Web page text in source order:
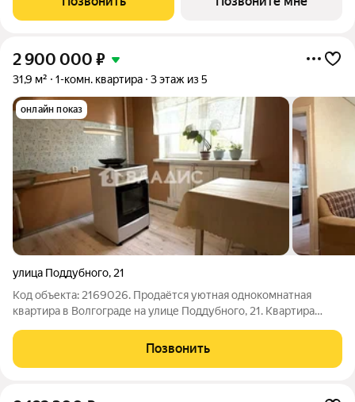
жизни. Новый этап проекта создан с учетом
2 900 000 ₽
31,9 м² 1-комн. квартира 3 этаж из 5
онлайн показ
улица Поддубного, 21
Код объекта: 2169026. Продаётся уютная однокомнатная
квартира в Волгограде на улице Поддубного, 21. Квартира
кв. м. Квартира расположена на комфортном третьем этаже
пятиэтажного кирпичного
Позвонить